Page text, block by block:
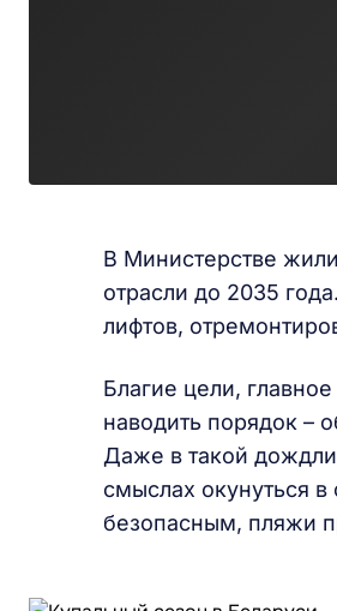
В Министерстве
отрасли до 2035
лифтов,
Благие цели,
наводить порядок –
Даже в такой
смыслах окунуться
безопасным, пляжи